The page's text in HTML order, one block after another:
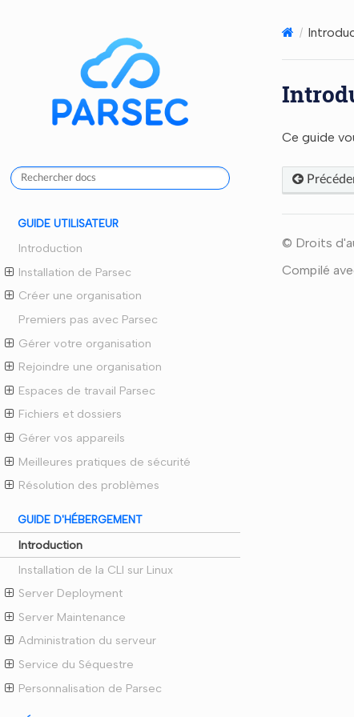
GUIDE UTILISATEUR
Introduction
Installation de Parsec
Créer une organisation
Premiers pas avec Parsec
Gérer votre organisation
Rejoindre une organisation
Espaces de travail Parsec
Fichiers et dossiers
Gérer vos appareils
Meilleures pratiques de sécurité
Résolution des problèmes
GUIDE D'HÉBERGEMENT
Introduction
Installation de la CLI sur Linux
Server Deployment
Server Maintenance
Administration du serveur
Service du Séquestre
Personnalisation de Parsec
Ce guide
© Droits
Compilé